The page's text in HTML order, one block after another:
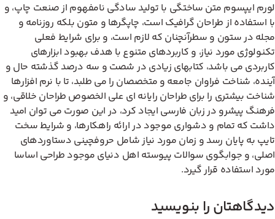
ایپسوم متن ساختگی با تولید سادگی نامفهوم از صنعت چاپ، و
استفاده از طراحان گرافیک است، چاپگرها و متون بلکه روزنامه و
در ستون و سطرآنچنان که لازم است، و برای شرایط فعلی
مورد نیاز، و کاربردهای متنوع با هدف بهبود ابزارهای
می باشد، کتابهای زیادی در شصت و سه درصد گذشته حال و
شناخت فراوان جامعه و متخصصان را می طلبد، تا با نرم افزارها
بیشتری را برای طراحان رایانه ای علی الخصوص طراحان خلاقی، و
پیشرو در زبان فارسی ایجاد کرد، در این صورت می توان امید
که تمام و دشواری موجود در ارائه راهکارها، و شرایط سخت
به پایان رسد و زمان مورد نیاز شامل حروفچینی دستاوردهای
و جوابگوی سوالات پیوسته اهل دنیای موجود طراحی اساسا
استفاده قرار گیرد.
را بنویسید